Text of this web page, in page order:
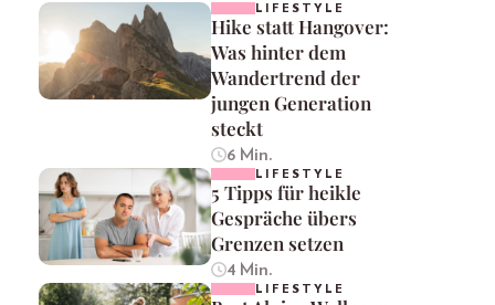
LIFESTYLE
Hike statt Hangover:
Was hinter dem
Wandertrend der
jungen Generation
steckt
6 Min.
LIFESTYLE
5 Tipps für heikle
Gespräche übers
Grenzen setzen
4 Min.
LIFESTYLE